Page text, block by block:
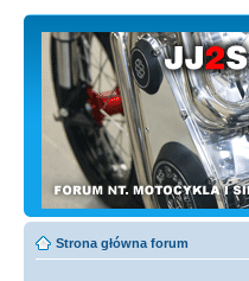
Strona główna forum